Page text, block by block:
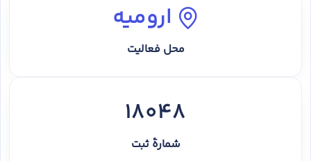
ارومیه
محل فعالیت
18048
شمارهٔ ثبت